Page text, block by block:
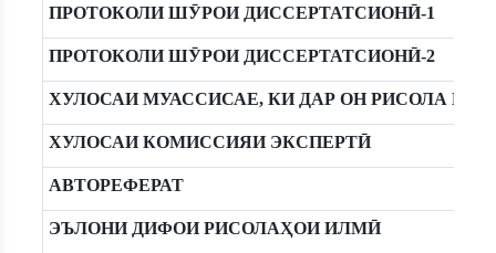
ПРОТОКОЛИ ШӮРОИ ДИССЕРТАТСИОНӢ-1
ПРОТОКОЛИ ШӮРОИ ДИССЕРТАТСИОНӢ-2
ХУЛОСАИ МУАССИСАЕ, КИ ДАР ОН РИСОЛА
ХУЛОСАИ КОМИССИЯИ ЭКСПЕРТӢ
АВТОРЕФЕРАТ
ЭЪЛОНИ ДИФОИ РИСОЛАҲОИ ИЛМӢ